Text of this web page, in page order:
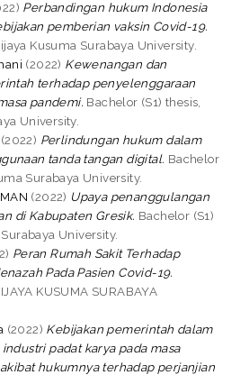
Perbandingan hukum Indonesia
pemberian vaksin Covid-19.
Kusuma Surabaya University.
(2022) Kewenangan dan
terhadap penyelenggaraan
pandemi. Bachelor (S1) thesis,
University.
(2022) Perlindungan hukum dalam
tanda tangan digital. Bachelor
Surabaya University.
(2022) Upaya penanggulangan
di Kabupaten Gresik. Bachelor (S1)
University.
Peran Rumah Sakit Terhadap
Pada Pasien Covid-19.
KUSUMA SURABAYA
(2022) Kebijakan pemerintah dalam
padat karya pada masa
hukumnya terhadap perjanjian